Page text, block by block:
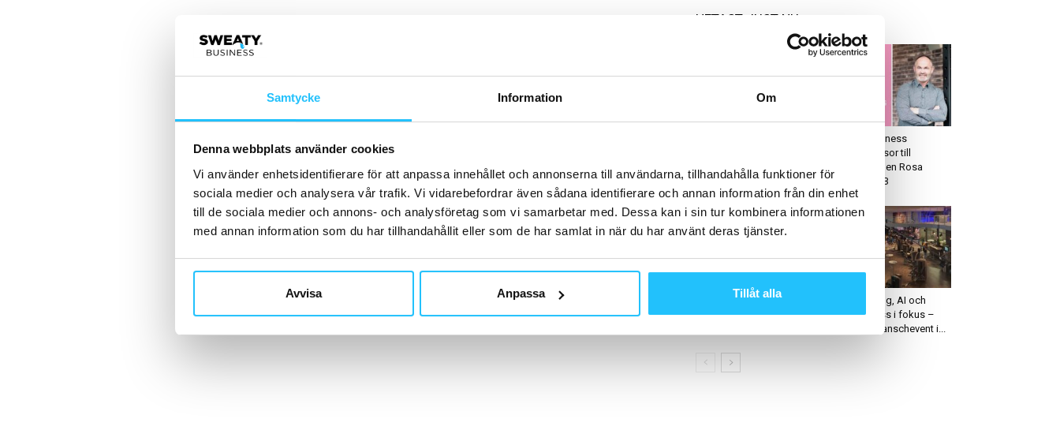
Samtycke Information Om
Denna webbplats använder cookies
Vi använder enhetsidentifierare för att anpassa innehållet och annonserna till användarna, tillhandahålla funktioner för
sociala medier och analysera vår trafik. Vi vidarebefordrar även sådana identifierare och annan information från din enhet
till de sociala medier och annons- och analysföretag som vi samarbetar med. Dessa kan i sin tur kombinera informationen
med annan information som du har tillhandahållit eller som de har samlat in när du har använt deras tjänster.
Avvisa Anpassa Tillåt alla
HETAST JUST NU
Marknadsföring Business
Nordic Wellness
huvudsponsor till
Cancerfonden Rosa
Bandet 2023
Les Mills Live i London
lockade över 5 000
Digitalisering, AI och
smart fitness i fokus –
nordiskt branschevent i...